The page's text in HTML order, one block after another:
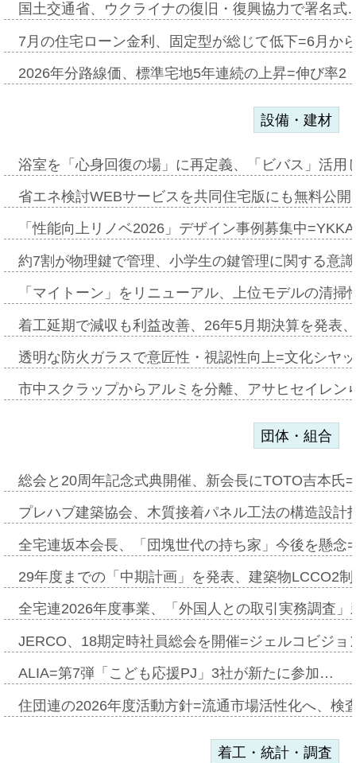
国土交通省、ウクライナの復旧・復興協力で署名
7月の住宅ローン金利、固定型が総じて低下=6月か
2026年分路線価、標準宅地5年連続の上昇=伸び率
設備・建材
浴室を「心身回復の場」に再定義、「ビバス」活
省エネ検討WEBサービスを共同住宅版にも無料公
「性能向上リノベ2026」デザイン事例募集中
約7割が物理鍵で管理、小学生の鍵管理に関する意
「マイトーン」をリニューアル、上位モデルの清
着工延期で減収も利益改善、26年5月期決算を発表
透明な防火ガラスで意匠性・視認性向上=文化シヤ
市中スクラップからアルミを分離、アサヒセイレ
団体・組合
総会と20周年記念式典開催、新会長にTOTO吉本氏
プレハブ建築協会、木質接着パネル工法の構造設
全宅連坂本会長、「団塊世代の持ち家」今後を懸
29年度までの「中期計画」を発表、建築物LCCO2
全宅連2026年度事業、「外国人との取引実務調査
JERCO、18期定時社員総会を開催=ジェルコビジ
ALIA=第7弾「こども応援PJ」3社が新たに参加…
住団連の2026年度活動方針=流通市場活性化へ、検
着工・統計・調査